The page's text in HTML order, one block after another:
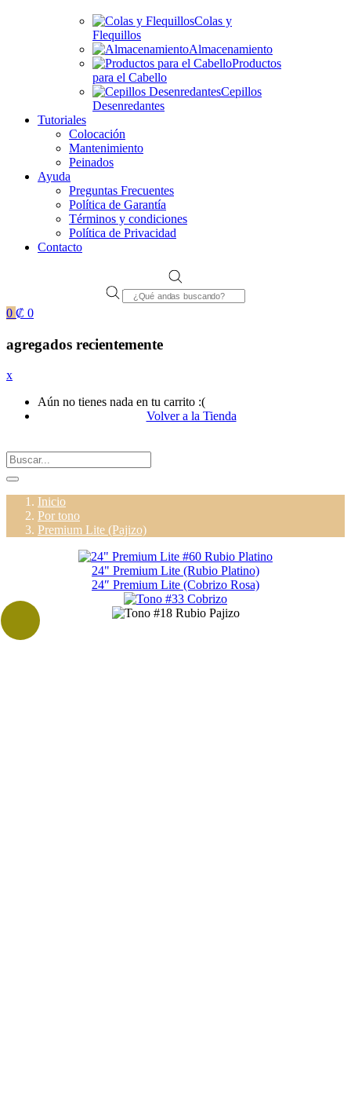
Colas y
Flequillos
Almacenamiento
Productos
para el Cabello
Cepillos
Desenredantes
Tutoriales
Colocación
Mantenimiento
Peinados
Ayuda
Preguntas Frecuentes
Política de Garantía
Términos y condiciones
Política de Privacidad
Contacto
Products
search
0 ₡ 0
agregados recientemente
x
Aún no tienes nada en tu carrito :(
Volver a la Tienda
Inicio
Por tono
Premium Lite (Pajizo)
24" Premium Lite (Rubio Platino)
24″ Premium Lite (Cobrizo Rosa)